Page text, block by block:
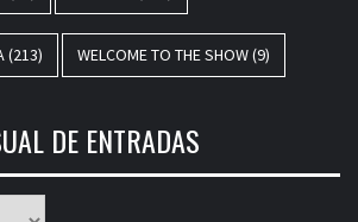
(213) WELCOME TO THE SHOW(9)
DE ENTRADAS